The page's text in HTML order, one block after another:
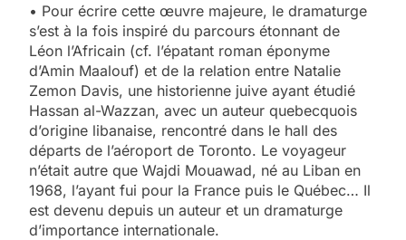
• Pour écrire cette œuvre majeure, le dramaturge
s’est à la fois inspiré du parcours étonnant de
Léon l’Africain (cf. l’épatant roman éponyme
d’Amin Maalouf) et de la relation entre Natalie
Zemon Davis, une historienne juive ayant étudié
Hassan al-Wazzan, avec un auteur quebecquois
d’origine libanaise, rencontré dans le hall des
départs de l’aéroport de Toronto. Le voyageur
n’était autre que Wajdi Mouawad, né au Liban en
1968, l’ayant fui pour la France puis le Québec… Il
est devenu depuis un auteur et un dramaturge
d’importance internationale.